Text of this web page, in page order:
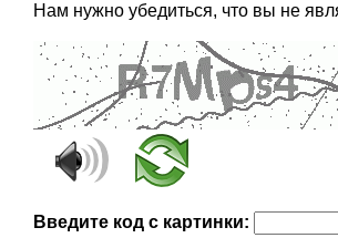
Нам нужно убедиться, что вы не
Введите код с картинки: